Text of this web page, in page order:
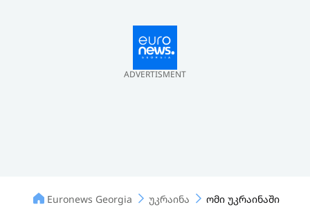
ADVERTISMENT
Euronews Georgia უკრაინა ომი უკრაინაში: